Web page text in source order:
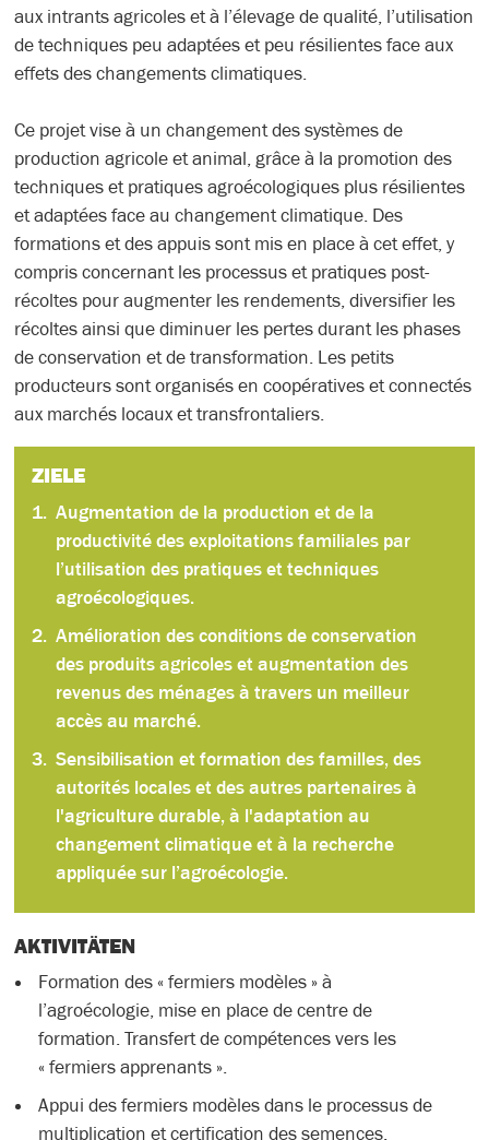
aux intrants agricoles et à l’élevage de qualité, l’utilisation
de techniques peu adaptées et peu résilientes face aux
effets des changements climatiques.
Ce projet vise à un changement des systèmes de
production agricole et animal, grâce à la promotion des
techniques et pratiques agroécologiques plus résilientes
et adaptées face au changement climatique. Des
formations et des appuis sont mis en place à cet effet, y
compris concernant les processus et pratiques post-
récoltes pour augmenter les rendements, diversifier les
récoltes ainsi que diminuer les pertes durant les phases
de conservation et de transformation. Les petits
producteurs sont organisés en coopératives et connectés
aux marchés locaux et transfrontaliers.
ZIELE
Augmentation de la production et de la
productivité des exploitations familiales par
l’utilisation des pratiques et techniques
agroécologiques.
Amélioration des conditions de conservation
des produits agricoles et augmentation des
revenus des ménages à travers un meilleur
accès au marché.
Sensibilisation et formation des familles, des
autorités locales et des autres partenaires à
l'agriculture durable, à l'adaptation au
changement climatique et à la recherche
appliquée sur l’agroécologie.
AKTIVITÄTEN
Formation des « fermiers modèles » à
l’agroécologie, mise en place de centre de
formation. Transfert de compétences vers les
« fermiers apprenants ».
Appui des fermiers modèles dans le processus de
multiplication et certification des semences,